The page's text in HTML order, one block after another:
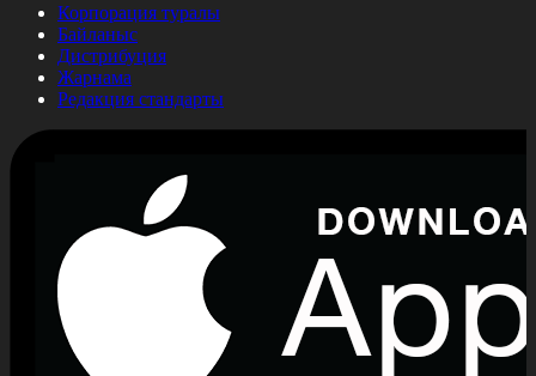
Корпорация туралы
Байланыс
Дистрибуция
Жарнама
Редакция стандарты